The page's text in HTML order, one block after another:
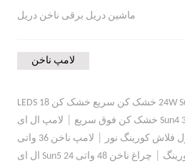
ماشین دریل برقی ناخن دریل
لامپ ناخن
خشک کن ناخن 24W Sun9s Sun9c خشک کن سریع خشک کن 18 LEDS
لامپ ال ای
لامپ ناخن 36 واتی
چراغ ناخن 48 واتی Sun5 24 ال ای